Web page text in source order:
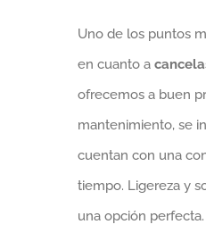
Uno de los puntos
en cuanto a
ofrecemos a buen
mantenimiento, se
cuentan con una
tiempo. Ligereza y
una opción perfecta.